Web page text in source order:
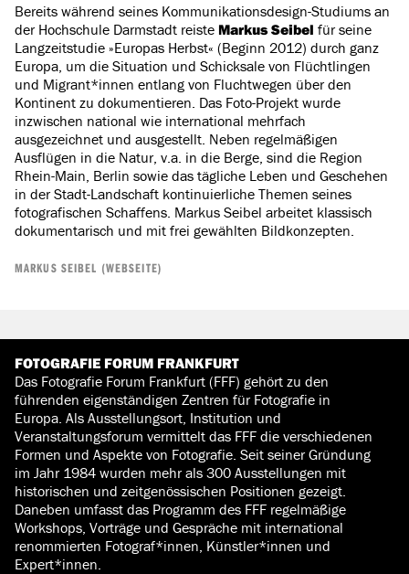
Bereits während seines Kommunikationsdesign-Studiums an
der Hochschule Darmstadt reiste Markus Seibel für seine
Langzeitstudie »Europas Herbst« (Beginn 2012) durch ganz
Europa, um die Situation und Schicksale von Flüchtlingen
und Migrant*innen entlang von Fluchtwegen über den
Kontinent zu dokumentieren. Das Foto-Projekt wurde
inzwischen national wie international mehrfach
ausgezeichnet und ausgestellt. Neben regelmäßigen
Ausflügen in die Natur, v.a. in die Berge, sind die Region
Rhein-Main, Berlin sowie das tägliche Leben und Geschehen
in der Stadt-Landschaft kontinuierliche Themen seines
fotografischen Schaffens. Markus Seibel arbeitet klassisch
dokumentarisch und mit frei gewählten Bildkonzepten.
MARKUS SEIBEL (WEBSEITE)
FOTOGRAFIE FORUM FRANKFURT
Das Fotografie Forum Frankfurt (FFF) gehört zu den
führenden eigenständigen Zentren für Fotografie in
Europa. Als Ausstellungsort, Institution und
Veranstaltungsforum vermittelt das FFF die verschiedenen
Formen und Aspekte von Fotografie. Seit seiner Gründung
im Jahr 1984 wurden mehr als 300 Ausstellungen mit
historischen und zeitgenössischen Positionen gezeigt.
Daneben umfasst das Programm des FFF regelmäßige
Workshops, Vorträge und Gespräche mit international
renommierten Fotograf*innen, Künstler*innen und
Expert*innen.